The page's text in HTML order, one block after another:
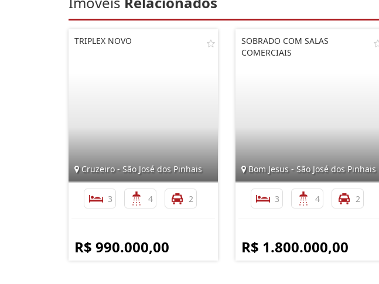
TRIPLEX NOVO
Cruzeiro - São José dos Pinhais
3 4 2
R$ 990.000,00
SOBRADO COM SALAS
COMERCIAIS
Bom Jesus - São José dos Pinhais
3 4 2
R$ 1.800.000,00